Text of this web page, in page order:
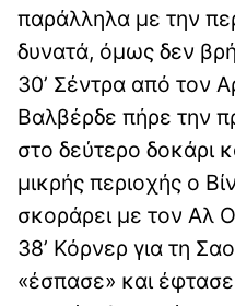
παράλληλα με την
δυνατά, όμως δεν
30’ Σέντρα από τον
Βαλβέρδε πήρε την
στο δεύτερο δοκάρι
μικρής περιοχής ο
σκοράρει με τον Αλ
38’ Κόρνερ για τη
«έσπασε» και